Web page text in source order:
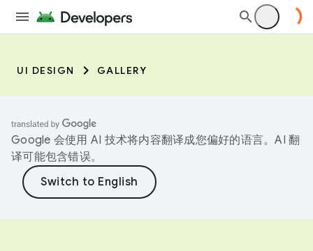
UI DESIGN GALLERY
Google 会使用 AI 技术将内容翻译成您偏好的语言。AI 翻
译可能包含错误。